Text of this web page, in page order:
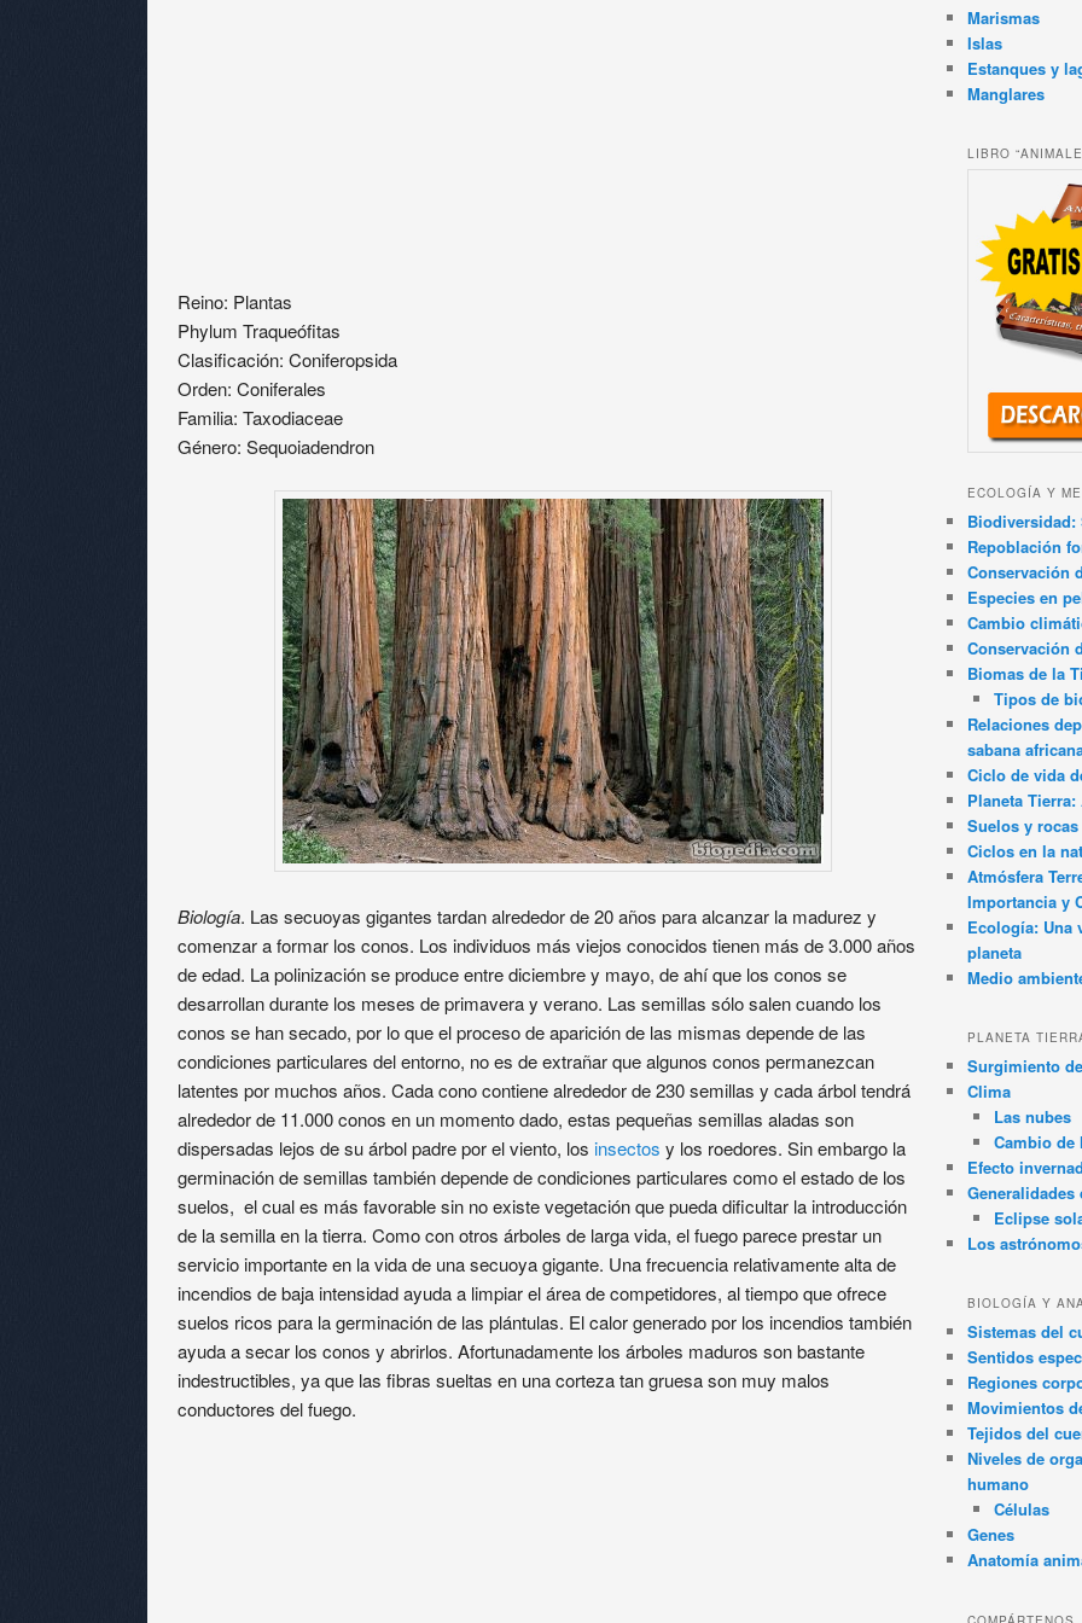
Reino: Plantas
Phylum Traqueófitas
Clasificación: Coniferopsida
Orden: Coniferales
Familia: Taxodiaceae
Género: Sequoiadendron
Biología. Las secuoyas gigantes tardan alrededor de 20 años para alcanzar la madurez y
comenzar a formar los conos. Los individuos más viejos conocidos tienen más de 3.000 años
de edad. La polinización se produce entre diciembre y mayo, de ahí que los conos se
desarrollan durante los meses de primavera y verano. Las semillas sólo salen cuando los
conos se han secado, por lo que el proceso de aparición de las mismas depende de las
condiciones particulares del entorno, no es de extrañar que algunos conos permanezcan
latentes por muchos años. Cada cono contiene alrededor de 230 semillas y cada árbol tendrá
alrededor de 11.000 conos en un momento dado, estas pequeñas semillas aladas son
dispersadas lejos de su árbol padre por el viento, los insectos y los roedores. Sin embargo la
germinación de semillas también depende de condiciones particulares como el estado de los
suelos, el cual es más favorable sin no existe vegetación que pueda dificultar la introducción
de la semilla en la tierra. Como con otros árboles de larga vida, el fuego parece prestar un
servicio importante en la vida de una secuoya gigante. Una frecuencia relativamente alta de
incendios de baja intensidad ayuda a limpiar el área de competidores, al tiempo que ofrece
suelos ricos para la germinación de las plántulas. El calor generado por los incendios también
ayuda a secar los conos y abrirlos. Afortunadamente los árboles maduros son bastante
indestructibles, ya que las fibras sueltas en una corteza tan gruesa son muy malos
conductores del fuego.
Marismas
Islas
Estanques y
Manglares
LIBRO
ECOLOGÍA Y
Repoblación
Conservación
Especies en
Cambio
Conservación
Biomas de la
Tipos de
Relaciones
sabana
Ciclo de vida
Planeta
Suelos y rocas
Ciclos en la
Atmósfera
Importancia y
Ecología: Una
planeta
Medio
PLANETA
Surgimiento
Clima
Las nubes
Cambio de
Efecto
Eclipse
Los
BIOLOGÍA Y
Sistemas del
Sentidos
Regiones
Movimientos
Tejidos del
Niveles de
humano
Células
Genes
Anatomía